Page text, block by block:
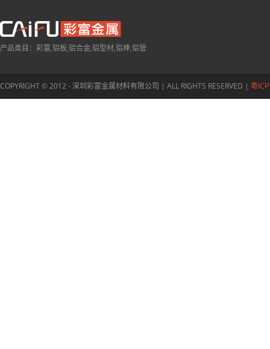
产品类目：彩富,铝板,铝合金,铝型材,铝棒,铝管
COPYRIGHT © 2012 - 深圳彩富金属材料有限公司 | ALL RIGHTS RESERVED | 粤